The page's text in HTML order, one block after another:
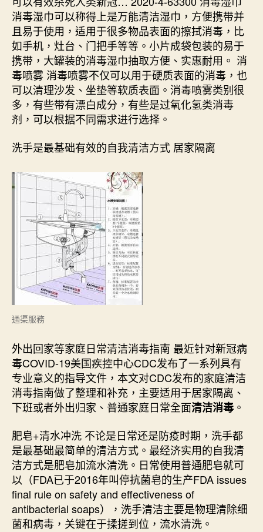
消毒湿巾可以称得上是万能清洁湿巾，方便携带并
且易于使用，适用于很多物品表面的擦拭消毒，比
如手机，灶台、门把手等等。小片成袋包装的易于
携带，大罐装的消毒湿巾抽取方便、实惠耐用。 消
毒喷雾 消毒喷雾不仅可以用于硬质表面的消毒，也
可以清理沙发、坐垫等软质表面。消毒喷雾类别很
多，有些带有漂白成分，有些是过氧化氢类消毒
剂，可以根据不同需求进行选择。
洗手是最基础有效的自我清洁方式 居家隔离
通渠服務
外出回家等家庭日常清洁消毒指南 最近针对新冠病
毒COVID-19美国疾控中心CDC发布了一系列具有
专业意义的指导文件，本文对CDC发布的家庭清洁
消毒指南做了整理和补充，主要适用于居家隔离、
下班或者外出归家、普通家庭日常全面清洁消毒 。
肥皂+清水冲洗 不论是日常还是防疫时期，洗手都
是最基础最简单的清洁方式。最经济实用的自我清
洁方式是肥皂加流水清洗。日常使用普通肥皂就可
以（FDA已于2016年叫停抗菌皂的生产FDA issues
final rule on safety and effectiveness of
antibacterial soaps），洗手清洁主要是物理清除细
菌和病毒，关键在于揉搓到位，流水清洗。